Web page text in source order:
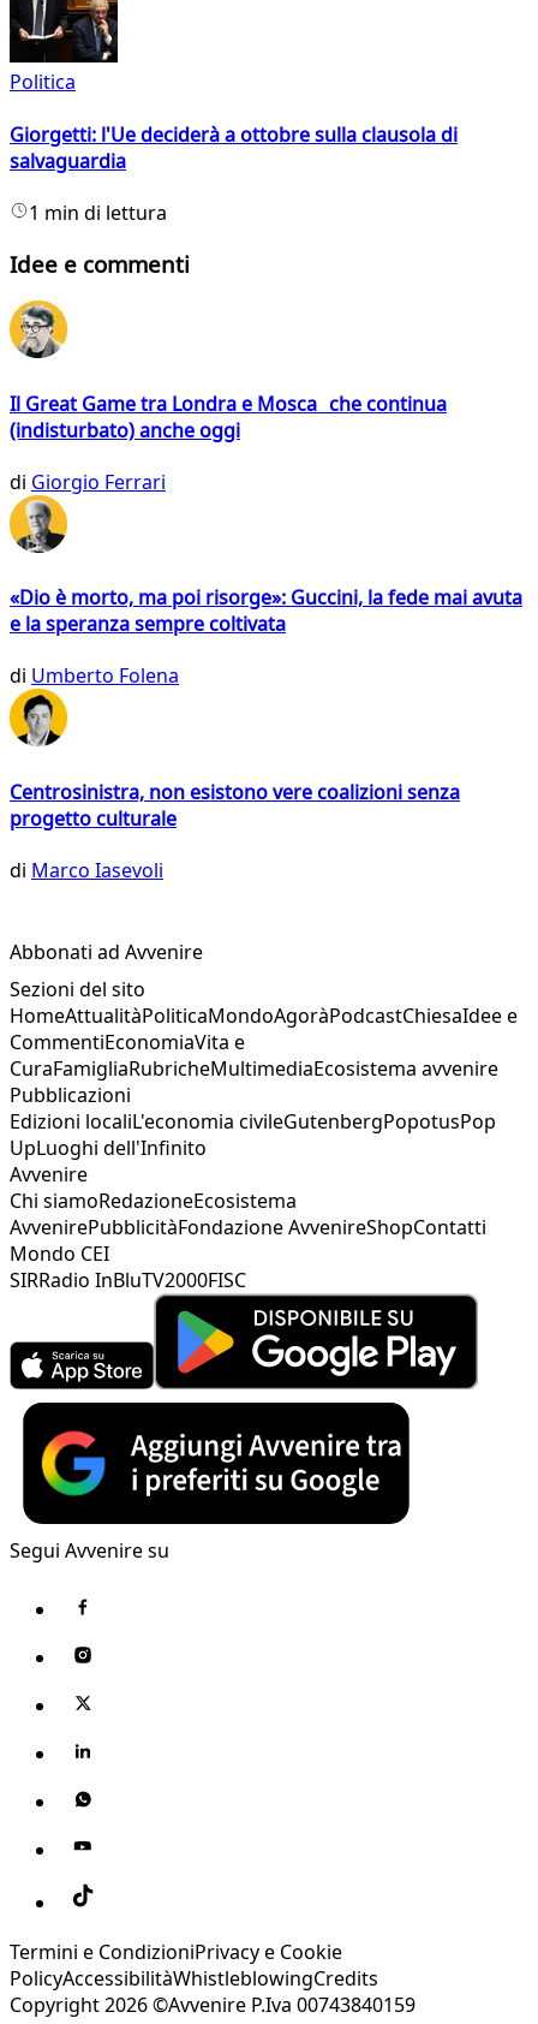
Politica
Giorgetti: l'Ue deciderà a ottobre sulla clausola di
salvaguardia
1 min di lettura
Idee e commenti
Il Great Game tra Londra e Mosca che continua
(indisturbato) anche oggi
di Giorgio Ferrari
«Dio è morto, ma poi risorge»: Guccini, la fede mai avuta
e la speranza sempre coltivata
di Umberto Folena
Centrosinistra, non esistono vere coalizioni senza
progetto culturale
di Marco Iasevoli
Abbonati ad Avvenire
Sezioni del sito
HomeAttualitàPoliticaMondoAgoràPodcastChiesaIdee e
CommentiEconomiaVita e
CuraFamigliaRubricheMultimediaEcosistema avvenire
Pubblicazioni
Edizioni localiL'economia civileGutenbergPopotusPop
UpLuoghi dell'Infinito
Avvenire
Chi siamoRedazioneEcosistema
AvvenirePubblicitàFondazione AvvenireShopContatti
Mondo CEI
SIRRadio InBluTV2000FISC
Segui Avvenire su
Termini e CondizioniPrivacy e Cookie
PolicyAccessibilitàWhistleblowingCredits
Copyright 2026 ©Avvenire P.Iva 00743840159